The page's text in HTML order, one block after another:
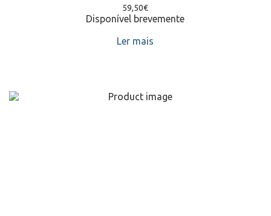
59,50€
Disponível brevemente
Ler mais